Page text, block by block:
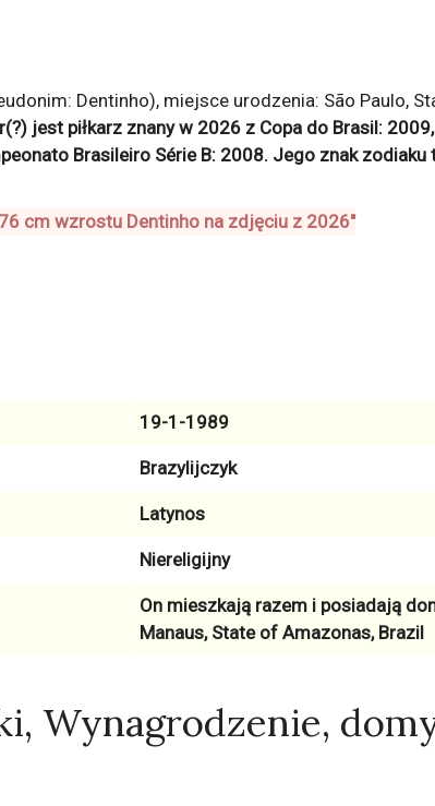
Dentinho), miejsce urodzenia: São Paulo,
jest piłkarz znany w 2026 z Copa do Brasil: 2009,
Brasileiro Série B: 2008. Jego znak zodiaku
19-1-1989
Brazylijczyk
Latynos
Niereligijny
On mieszkają razem i posiadają
Manaus, State of Amazonas, Brazil
Wynagrodzenie,